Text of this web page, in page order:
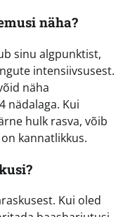
näha?
sinu algpunktist,
intensiivsusest.
näha
nädalaga. Kui
hulk rasva, võib
kannatlikkus.
Kui oled